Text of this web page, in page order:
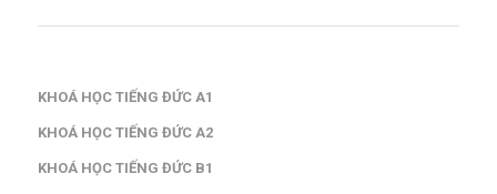
KHOÁ HỌC TIẾNG ĐỨC A1
KHOÁ HỌC TIẾNG ĐỨC A2
KHOÁ HỌC TIẾNG ĐỨC B1